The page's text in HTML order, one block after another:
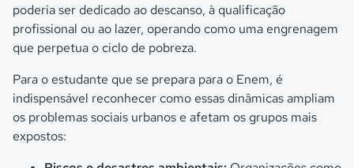
poderia ser dedicado ao descanso, à qualificação
profissional ou ao lazer, operando como uma engrenagem
que perpetua o ciclo de pobreza.
Para o estudante que se prepara para o Enem, é
indispensável reconhecer como essas dinâmicas ampliam
os problemas sociais urbanos e afetam os grupos mais
expostos: